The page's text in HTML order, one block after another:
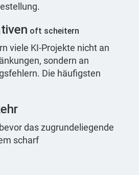
oft scheitern
viele KI-Projekte nicht an
sondern an
Die häufigsten
das zugrundeliegende
scharf